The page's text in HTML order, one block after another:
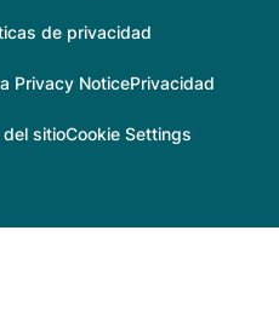
de privacidad
Privacy NoticePrivacidad
del sitioCookie Settings